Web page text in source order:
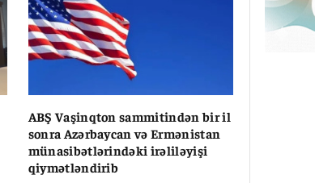
ABŞ Vaşinqton sammitindən bir il
sonra Azərbaycan və Ermənistan
münasibətlərindəki irəliləyişi
qiymətləndirib